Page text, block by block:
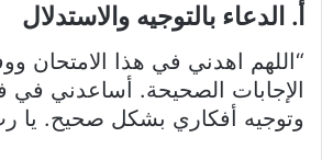
أ. الدعاء بالتوجيه والاستدلال
“اللهم اهدني في هذا الامتحان
الإجابات الصحيحة. أساعدني في
وتوجيه أفكاري بشكل صحيح. يا